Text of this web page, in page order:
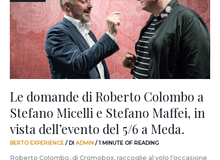
Le domande di Roberto Colombo a
Stefano Micelli e Stefano Maffei, in
vista dell’evento del 5/6 a Meda.
BERTO EXPERIENCE / DI ADMIN /1 MINUTE OF READING
Roberto Colombo, di Cromobox, raccoglie al volo l’occasione
Colombo
a
Stefano
Micelli
e
Stefano
Maffei,
in
dell’evento
del
5/6
a